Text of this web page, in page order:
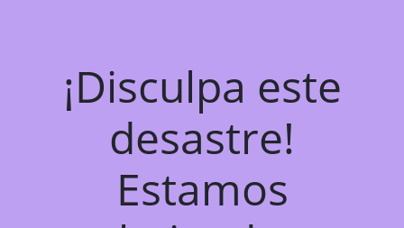
¡Disculpa este
desastre!
Estamos